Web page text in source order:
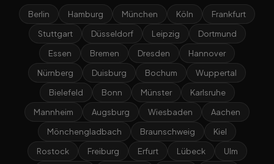
Berlin Hamburg München Köln
Frankfurt
Stuttgart
Düsseldorf Leipzig
Dortmund
Essen
Bremen Dresden
Hannover
Nürnberg
Duisburg Bochum
Wuppertal
Bielefeld
Bonn Münster
Karlsruhe
Mannheim
Augsburg Wiesbaden
Aachen
Mönchengladbach
Braunschweig
Kiel
Rostock
Freiburg Erfurt Lübeck Ulm